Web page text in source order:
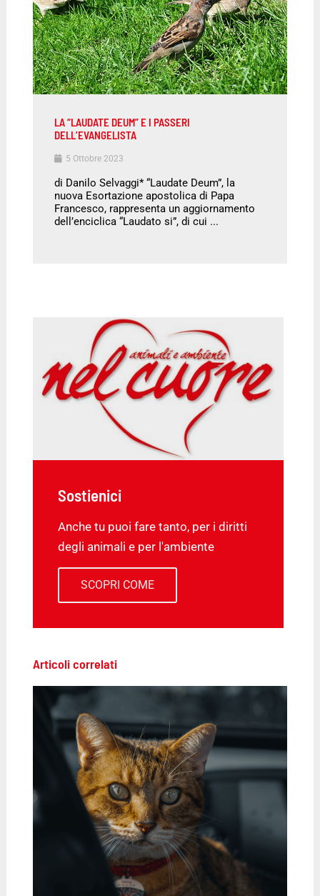
LA “LAUDATE DEUM” E I PASSERI
DELL’EVANGELISTA
5 Ottobre 2023
di Danilo Selvaggi* “Laudate Deum”, la
nuova Esortazione apostolica di Papa
Francesco, rappresenta un aggiornamento
dell’enciclica “Laudato si”, di cui ...
Sostienici
Anche tu puoi fare tanto, per i diritti
degli animali e per l'ambiente
SCOPRI COME
Articoli correlati